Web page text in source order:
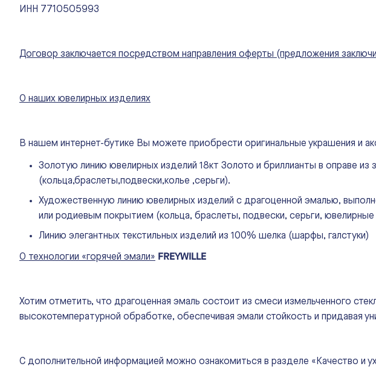
ИНН 7710505993
Договор заключается посредством направления оферты (предложения
О наших ювелирных изделиях
В нашем интернет-бутике Вы можете приобрести оригинальные украшения и
Золотую линию ювелирных изделий 18кт Золото и бриллианты в оправе
(кольца,браслеты,подвески,колье ,серьги).
Художественную линию ювелирных изделий с драгоценной эмалью,
или родиевым покрытием (кольца, браслеты, подвески, серьги, ювелирные
Линию элегантных текстильных изделий из 100% шелка (шарфы, галстуки)
О технологии «горячей эмали» FREYWILLE
Хотим отметить, что драгоценная эмаль состоит из смеси измельченного
высокотемпературной обработке, обеспечивая эмали стойкость и придавая
С дополнительной информацией можно ознакомиться в разделе «Качество и